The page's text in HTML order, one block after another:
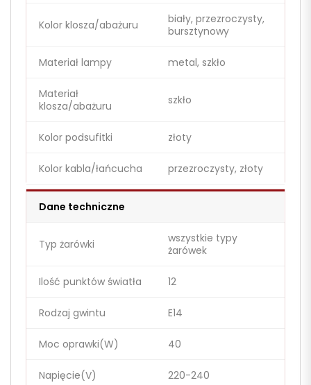
Kolor klosza/abażuru
biały, przezroczysty,
bursztynowy
Materiał lampy metal, szkło
Materiał
klosza/abażuru
szkło
Kolor podsufitki złoty
Kolor kabla/łańcucha przezroczysty, złoty
Dane techniczne
Typ żarówki
wszystkie typy
żarówek
Ilość punktów światła 12
Rodzaj gwintu E14
Moc oprawki(W) 40
Napięcie(V) 220-240